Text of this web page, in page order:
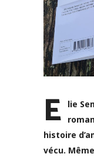
E
lie
histoire
vécu.